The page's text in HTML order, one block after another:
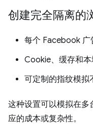
创建完全隔离的
每个 Facebook 广
Cookie、缓存和本
可定制的指纹模拟
这种设置可以模拟在多
应的成本或复杂性。